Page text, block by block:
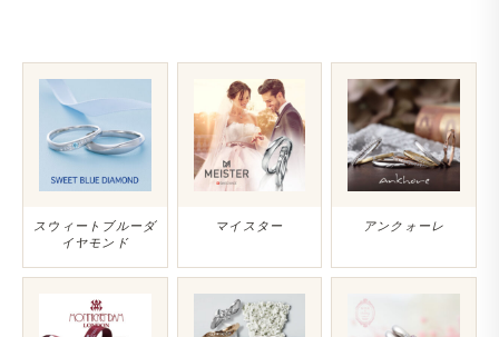
スウィートブルーダ
イヤモンド
マイスター アンクォーレ